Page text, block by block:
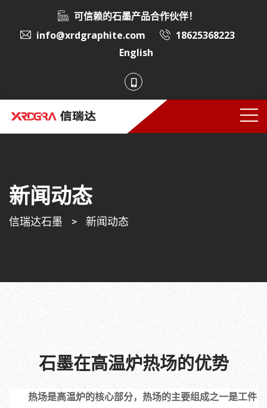
可信赖的石墨产品合作伙伴！
info@xrdgraphite.com
18625368223
English
新闻动态
信瑞达石墨 > 新闻动态
石墨在高温炉热场的优势
热场是高温炉的核心部分，热场的主要组成之一是工件